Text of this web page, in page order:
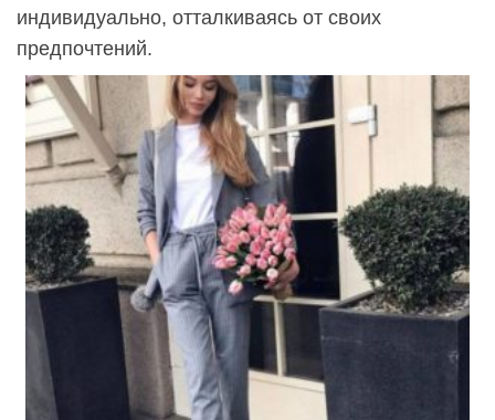
индивидуально, отталкиваясь от своих
предпочтений.